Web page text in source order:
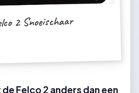
2 Snoeischaar
Felco 2 anders dan een